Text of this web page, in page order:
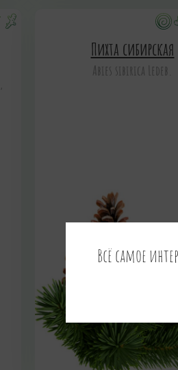
Пихта сибирская
Abies sibirica Ledeb.
Всё самое